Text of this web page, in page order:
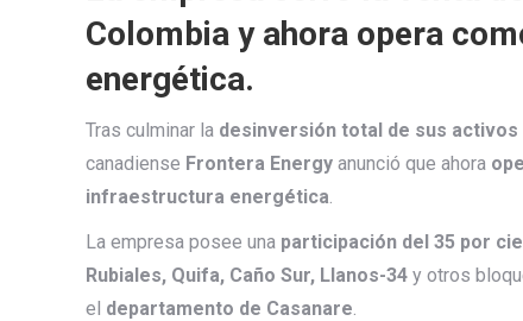
Colombia y ahora opera
energética.
Tras culminar la desinversión total de sus
canadiense Frontera Energy anunció que ahora
infraestructura energética
La empresa posee una participación del 35 por
Rubiales, Quifa, Caño Sur, Llanos-34 y otros
el departamento de Casanare